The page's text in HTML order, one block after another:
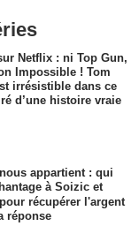
Netflix : ni Top Gun,
Impossible ! Tom
irrésistible dans ce
d’une histoire vraie
appartient : qui
à Soizic et
récupérer l'argent
réponse